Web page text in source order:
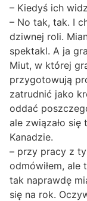
– Kiedyś ich
– No tak, tak. I
dziwnej roli.
spektakl. A ja
Miut, w której
przygotowują
zatrudnić jako
oddać
ale związało
Kanadzie.
– przy pracy z
odmówiłem,
tak naprawdę
się na rok.